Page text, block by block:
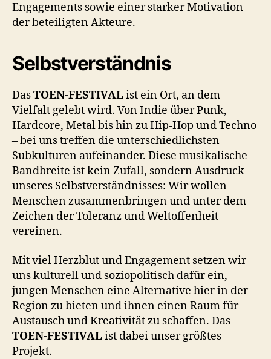
Engagements sowie einer starker Motivation
der beteiligten Akteure.
Selbstverständnis
DasTOEN-FESTIVAList ein Ort, an dem
Vielfalt gelebt wird. Von Indie über Punk,
Hardcore, Metal bis hin zu Hip-Hop und Techno
– bei uns treffen die unterschiedlichsten
Subkulturen aufeinander. Diese musikalische
Bandbreite ist kein Zufall, sondern Ausdruck
unseres Selbstverständnisses: Wir wollen
Menschen zusammenbringen und unter dem
Zeichen der Toleranz und Weltoffenheit
vereinen.
Mit viel Herzblut und Engagement setzen wir
uns kulturell und soziopolitisch dafür ein,
jungen Menschen eine Alternative hier in der
Region zu bieten und ihnen einen Raum für
Austausch und Kreativität zu schaffen. Das
TOEN-FESTIVAList dabei unser größtes
Projekt.